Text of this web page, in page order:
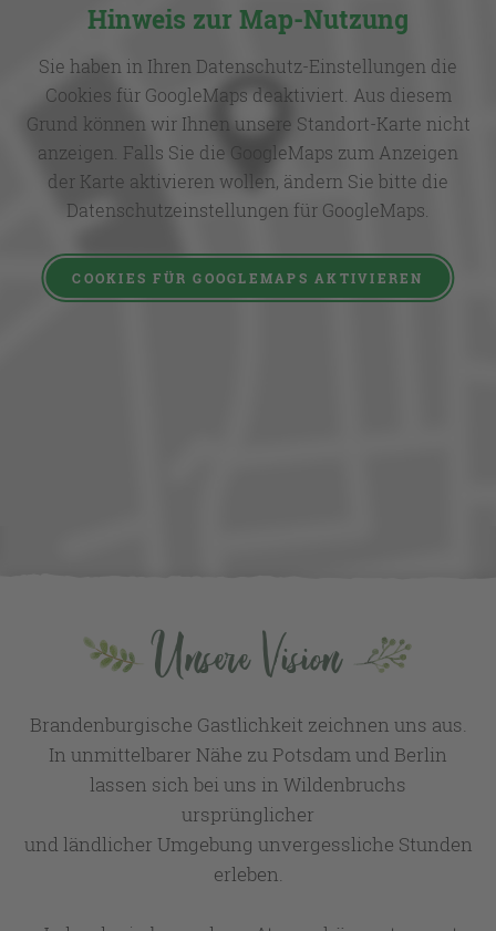
Hinweis zur Map-Nutzung
Sie haben in Ihren Datenschutz-Einstellungen die
Cookies für GoogleMaps deaktiviert. Aus diesem
Grund können wir Ihnen unsere Standort-Karte nicht
anzeigen. Falls Sie die GoogleMaps zum Anzeigen
der Karte aktivieren wollen, ändern Sie bitte die
Datenschutzeinstellungen für GoogleMaps.
COOKIES FÜR GOOGLEMAPS AKTIVIEREN
Unsere Vision
Brandenburgische Gastlichkeit zeichnen uns aus.
In unmittelbarer Nähe zu Potsdam und Berlin
lassen sich bei uns in Wildenbruchs
ursprünglicher
und ländlicher Umgebung unvergessliche Stunden
erleben.